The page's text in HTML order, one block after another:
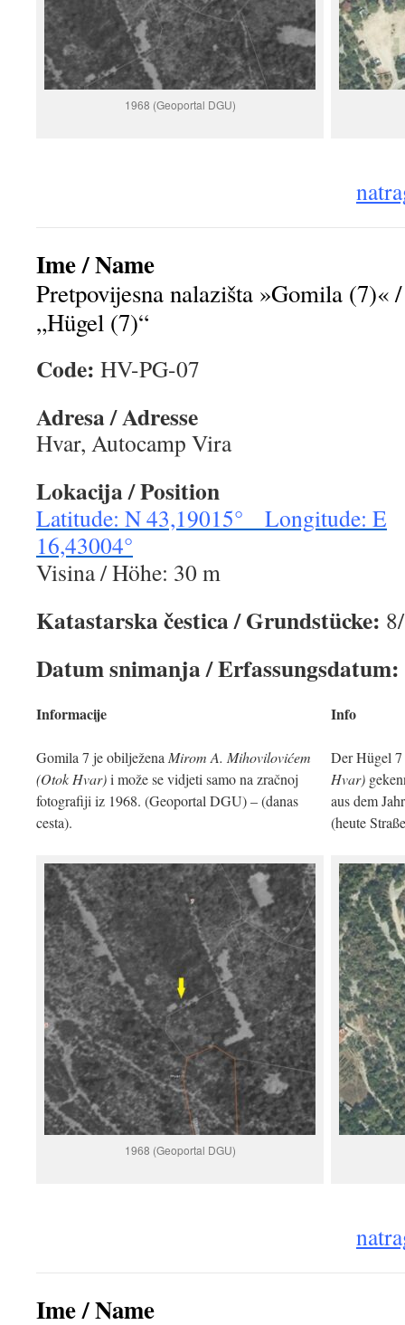
1968 (Geoportal DGU)
Ime / Name
Pretpovijesna nalazišta »Gomila (7)«
„Hügel (7)“
Code: HV-PG-07
Adresa / Adresse
Hvar, Autocamp Vira
Lokacija / Position
Latitude: N 43,19015° Longitude: E
16,43004°
Visina / Höhe: 30 m
Katastarska čestica / Grundstücke:
Datum snimanja / Erfassungsdatum:
Informacije
Gomila 7 je obilježena Mirom A. Mihovilovićem
(Otok Hvar)i može se vidjeti samo na zračnoj
fotografiji iz 1968. (Geoportal DGU) – (danas
cesta).
Info
Der Hügel
Hvar)
aus dem
(heute
1968 (Geoportal DGU)
Ime / Name